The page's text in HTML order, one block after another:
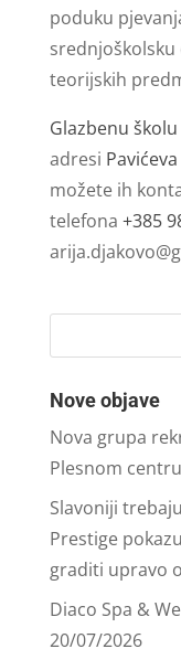
poduku
teorijskih
Glazbenu
adresi
možete ih
telefona +385
Nove objave
Nova grupa
Plesnom
Slavoniji
Prestige
graditi upravo
Diaco Spa &
20/07/2026